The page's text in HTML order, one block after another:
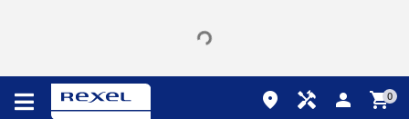
place handyman person shopping_cart0